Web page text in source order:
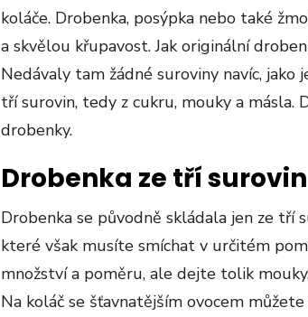
koláče. Drobenka, posýpka nebo také
a skvělou křupavost. Jak originální
Nedávaly tam žádné suroviny navíc,
tří surovin, tedy z cukru, mouky a másla.
drobenky.
Drobenka ze tří surovin
Drobenka se původně skládala jen ze tří
které však musíte smíchat v určitém
množství a poměru, ale dejte tolik
Na koláč se šťavnatějším ovocem